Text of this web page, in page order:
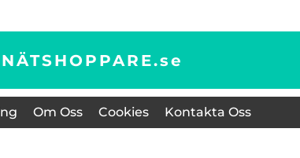
NÄTSHOPPARE.se
Om Oss Cookies Kontakta Oss